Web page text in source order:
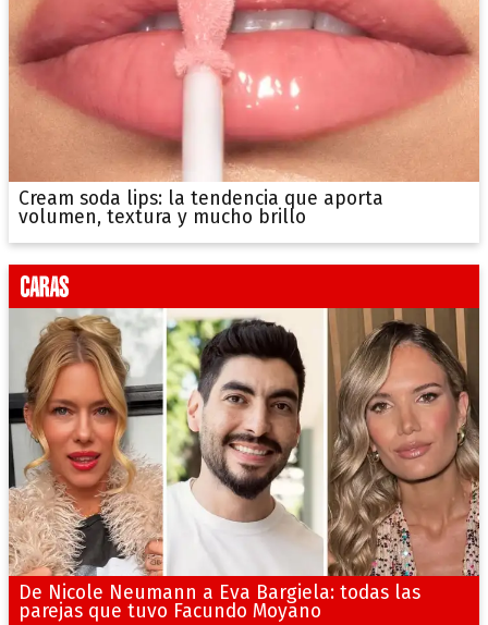
Cream soda lips: la tendencia que aporta
volumen, textura y mucho brillo
De Nicole Neumann a Eva Bargiela: todas las
parejas que tuvo Facundo Moyano